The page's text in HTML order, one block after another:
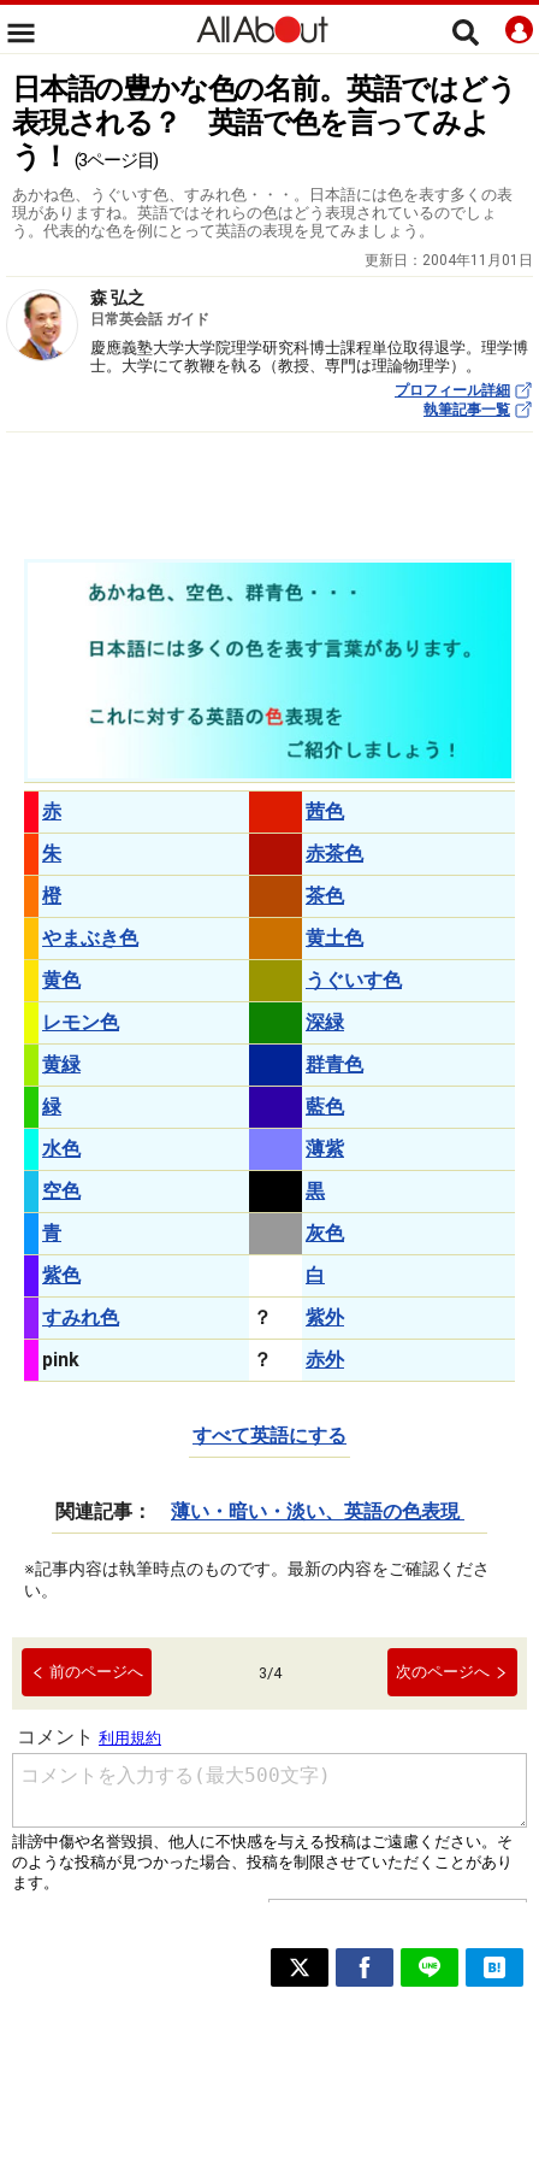
日本語の豊かな色の名前。英語ではどう
表現される？ 英語で色を言ってみよ
う！
(3ページ目)
あかね色、うぐいす色、すみれ色・・・。日本語には色を表す多くの表
現がありますね。英語ではそれらの色はどう表現されているのでしょ
う。代表的な色を例にとって英語の表現を見てみましょう。
更新日： 2004年11月01日
森 弘之
日常英会話 ガイド
慶應義塾大学大学院理学研究科博士課程単位取得退学。理学博
士。大学にて教鞭を執る（教授、専門は理論物理学）。
プロフィール詳細
執筆記事一覧
赤
茜色
朱
赤茶色
橙
茶色
やまぶき色
黄土色
黄色
うぐいす色
レモン色
深緑
黄緑
群青色
緑
藍色
水色
薄紫
空色
黒
青
灰色
紫色
白
すみれ色
？
紫外
pink
？ 赤外
すべて英語にする
関連記事： 薄い・暗い・淡い、英語の色表現
※記事内容は執筆時点のものです。最新の内容をご確認くださ
い。
前のページへ 3/4 次のページへ